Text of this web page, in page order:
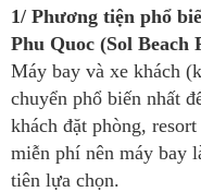
1/ Phương tiện phổ
Phu Quoc (Sol Beach
Máy bay và xe khách
chuyển phổ biến nhất
khách đặt phòng,
miễn phí nên máy bay
tiên lựa chọn.